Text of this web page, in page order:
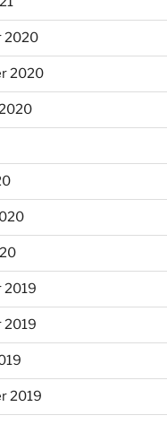
2020
2020
2019
2019
2019